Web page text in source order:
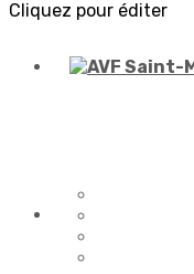
Cliquez pour éditer